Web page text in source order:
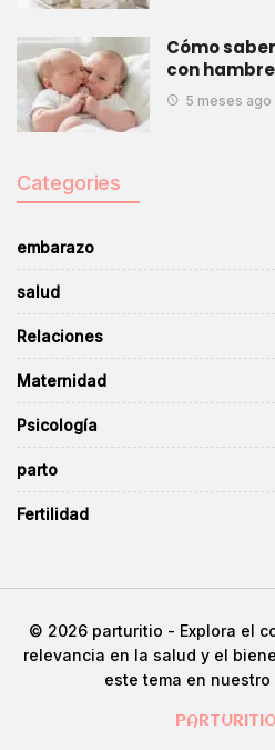
Cómo
con
5 meses ago
Categories
embarazo
salud
Relaciones
Maternidad
Psicología
parto
Fertilidad
© 2026 parturitio - Explora el
relevancia en la salud y el
este tema en nuestro